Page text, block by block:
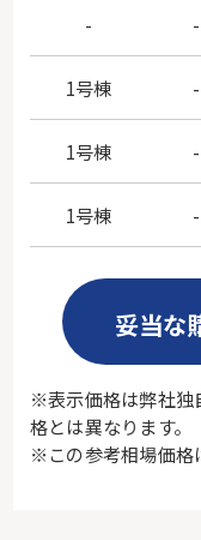
- -
1号棟 -
1号棟 -
1号棟 -
妥当な
※表示価格は弊社独
格とは異なります。
※この参考相場価格